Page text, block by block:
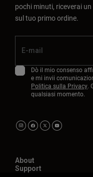
pochi minuti, riceverai
sul tuo primo ordine.
Dò il mio consenso
e mi invii
Politica sulla Privacy.
qualsiasi momento.
About
Support